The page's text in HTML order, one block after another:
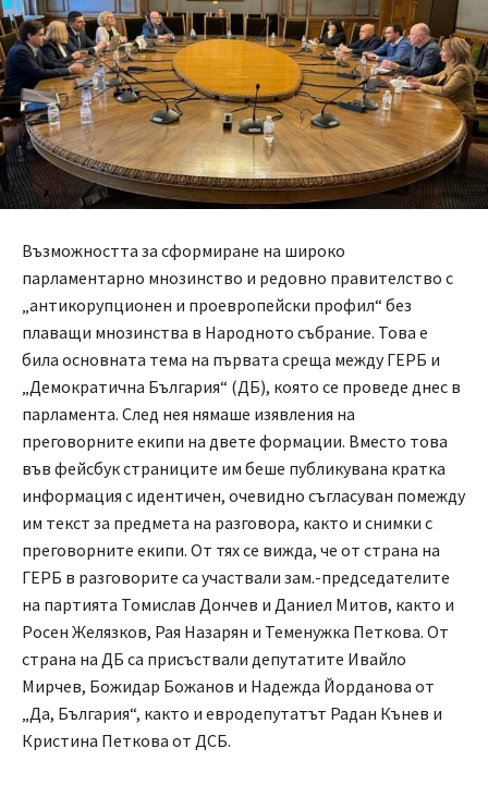
Възможността за сформиране на широко
парламентарно мнозинство и редовно правителство с
„антикорупционен и проевропейски профил“ без
плаващи мнозинства в Народното събрание. Това е
била основната тема на първата среща между ГЕРБ и
„Демократична България“ (ДБ), която се проведе днес в
парламента. След нея нямаше изявления на
преговорните екипи на двете формации. Вместо това
във фейсбук страниците им беше публикувана кратка
информация с идентичен, очевидно съгласуван помежду
им текст за предмета на разговора, както и снимки с
преговорните екипи. От тях се вижда, че от страна на
ГЕРБ в разговорите са участвали зам.-председателите
на партията Томислав Дончев и Даниел Митов, както и
Росен Желязков, Рая Назарян и Теменужка Петкова. От
страна на ДБ са присъствали депутатите Ивайло
Мирчев, Божидар Божанов и Надежда Йорданова от
„Да, България“, както и евродепутатът Радан Кънев и
Кристина Петкова от ДСБ.